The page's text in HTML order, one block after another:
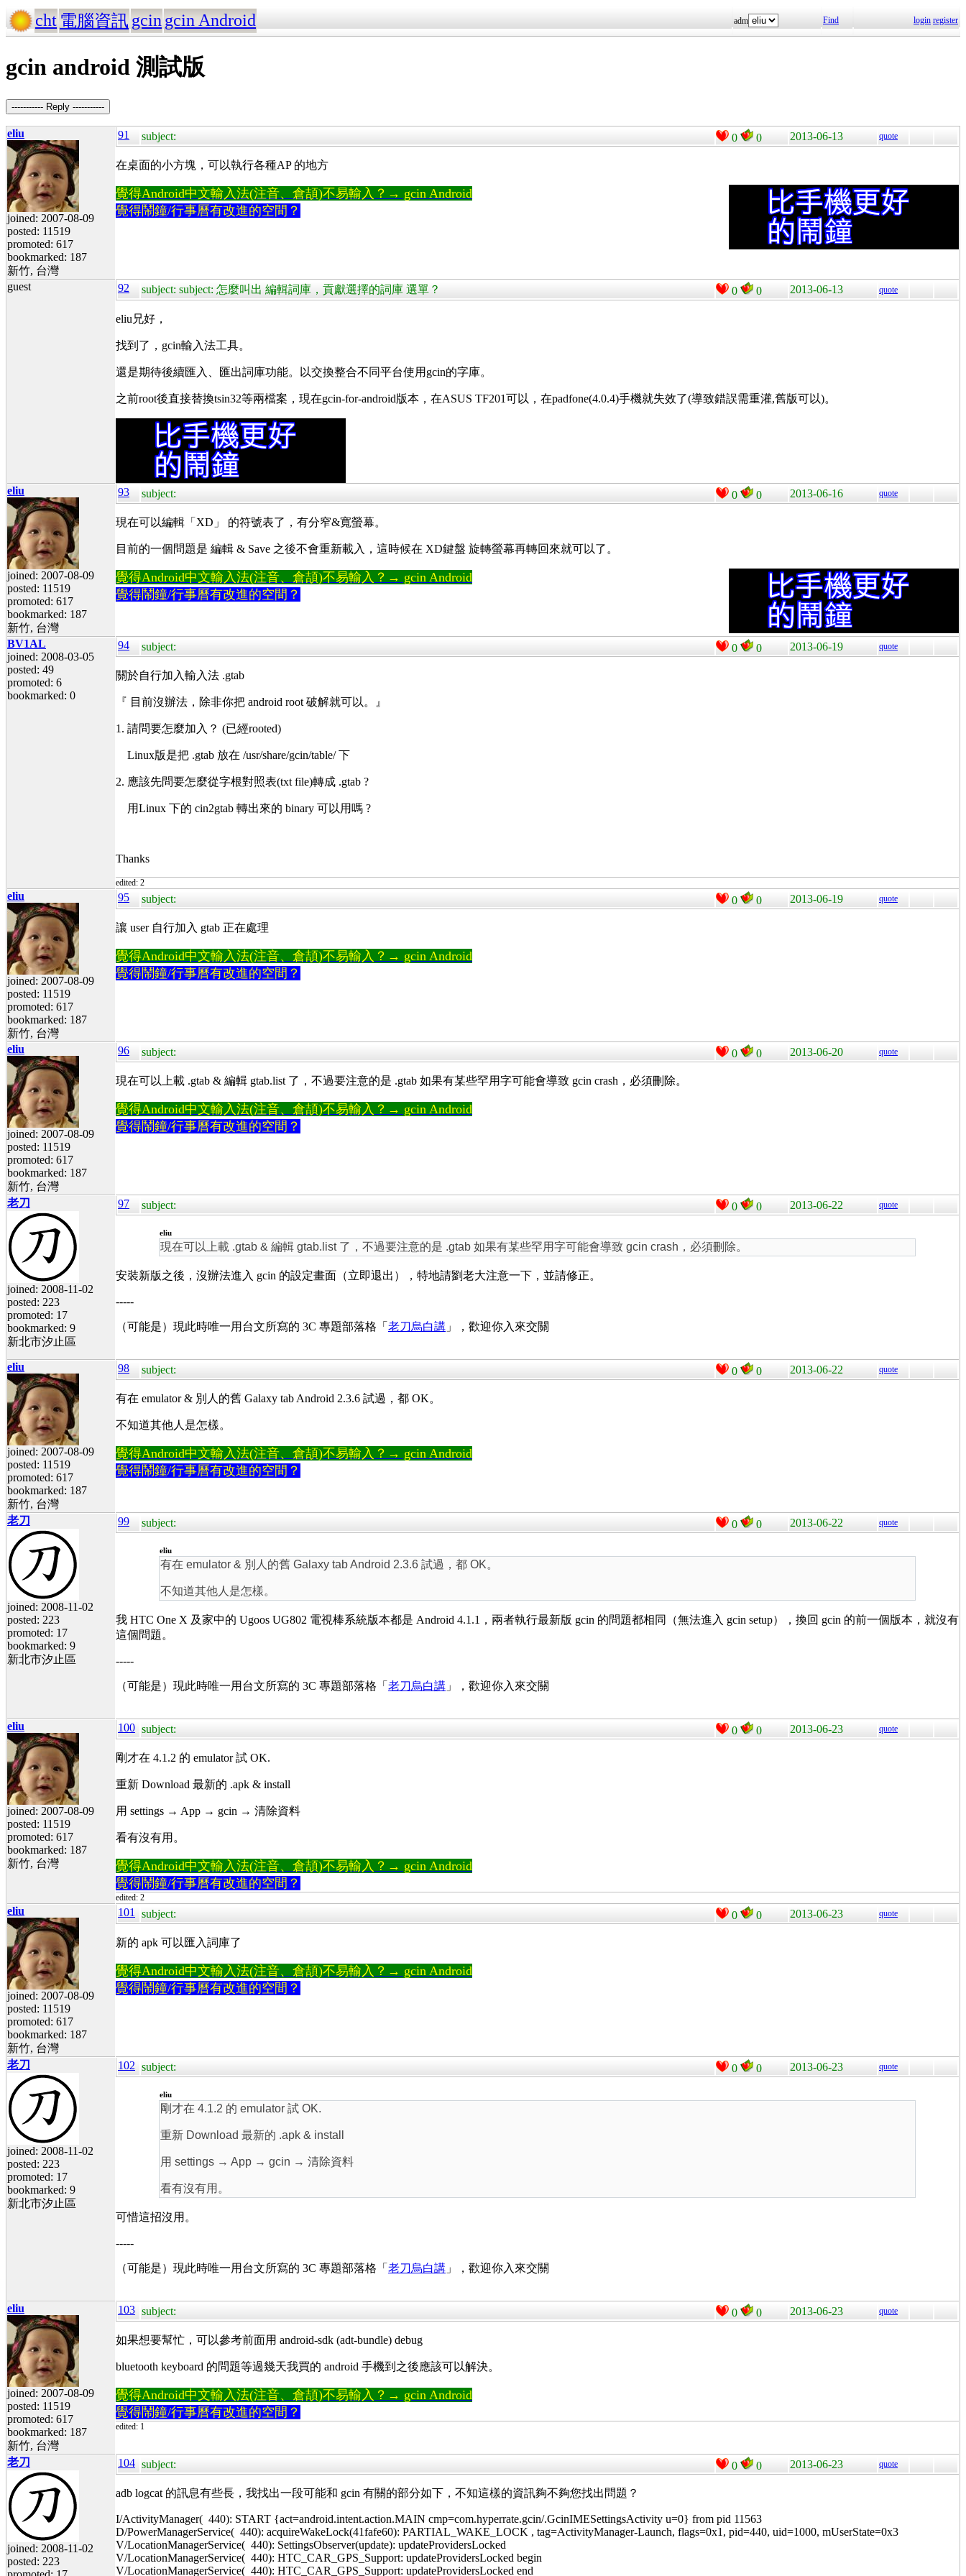
cht 電腦資訊 gcin gcin Android adm Find login register
gcin android 測試版
----------- Reply -----------
eliu
joined: 2007-08-09
posted: 11519
promoted: 617
bookmarked: 187
新竹, 台灣
91 subject: 0 0 2013-06-13 quote
在桌面的小方塊，可以執行各種AP 的地方
覺得Android中文輸入法(注音、倉頡)不易輸入？→ gcin Android
覺得鬧鐘/行事曆有改進的空間？
guest 92 subject: subject: 怎麼叫出 編輯詞庫，貢獻選擇的詞庫 選單？ 0 0 2013-06-13 quote
eliu兄好，
找到了，gcin輸入法工具。
還是期待後續匯入、匯出詞庫功能。以交換整合不同平台使用gcin的字庫。
之前root後直接替換tsin32等兩檔案，現在gcin-for-android版本，在ASUS TF201可以，在padfone(4.0.4)手機就失效了(導致錯誤需重灌,舊版可以)。
eliu
joined: 2007-08-09
posted: 11519
promoted: 617
bookmarked: 187
新竹, 台灣
93 subject: 0 0 2013-06-16 quote
現在可以編輯「XD」 的符號表了，有分窄&寬螢幕。
目前的一個問題是 編輯 & Save 之後不會重新載入，這時候在 XD鍵盤 旋轉螢幕再轉回來就可以了。
覺得Android中文輸入法(注音、倉頡)不易輸入？→ gcin Android
覺得鬧鐘/行事曆有改進的空間？
BV1AL
joined: 2008-03-05
posted: 49
promoted: 6
bookmarked: 0
94 subject: 0 0 2013-06-19 quote
關於自行加入輸入法 .gtab
『 目前沒辦法，除非你把 android root 破解就可以。』
1. 請問要怎麼加入？ (已經rooted)
Linux版是把 .gtab 放在 /usr/share/gcin/table/ 下
2. 應該先問要怎麼從字根對照表(txt file)轉成 .gtab ?
用Linux 下的 cin2gtab 轉出來的 binary 可以用嗎 ?
Thanks
edited: 2
eliu
joined: 2007-08-09
posted: 11519
promoted: 617
bookmarked: 187
新竹, 台灣
95 subject: 0 0 2013-06-19 quote
讓 user 自行加入 gtab 正在處理
覺得Android中文輸入法(注音、倉頡)不易輸入？→ gcin Android
覺得鬧鐘/行事曆有改進的空間？
eliu
joined: 2007-08-09
posted: 11519
promoted: 617
bookmarked: 187
新竹, 台灣
96 subject: 0 0 2013-06-20 quote
現在可以上載 .gtab & 編輯 gtab.list 了，不過要注意的是 .gtab 如果有某些罕用字可能會導致 gcin crash，必須刪除。
覺得Android中文輸入法(注音、倉頡)不易輸入？→ gcin Android
覺得鬧鐘/行事曆有改進的空間？
老刀
joined: 2008-11-02
posted: 223
promoted: 17
bookmarked: 9
新北市汐止區
97 subject: 0 0 2013-06-22 quote
eliu
現在可以上載 .gtab & 編輯 gtab.list 了，不過要注意的是 .gtab 如果有某些罕用字可能會導致 gcin crash，必須刪除。
安裝新版之後，沒辦法進入 gcin 的設定畫面（立即退出），特地請劉老大注意一下，並請修正。
-----
（可能是）現此時唯一用台文所寫的 3C 專題部落格「 老刀烏白講 」，歡迎你入來交關
eliu
joined: 2007-08-09
posted: 11519
promoted: 617
bookmarked: 187
新竹, 台灣
98 subject: 0 0 2013-06-22 quote
有在 emulator & 別人的舊 Galaxy tab Android 2.3.6 試過，都 OK。
不知道其他人是怎樣。
覺得Android中文輸入法(注音、倉頡)不易輸入？→ gcin Android
覺得鬧鐘/行事曆有改進的空間？
老刀
joined: 2008-11-02
posted: 223
promoted: 17
bookmarked: 9
新北市汐止區
99 subject: 0 0 2013-06-22 quote
eliu
有在 emulator & 別人的舊 Galaxy tab Android 2.3.6 試過，都 OK。
不知道其他人是怎樣。
我 HTC One X 及家中的 Ugoos UG802 電視棒系統版本都是 Android 4.1.1，兩者執行最新版 gcin 的問題都相同（無法進入 gcin setup），換回 gcin 的前一個版本，就沒有
這個問題。
-----
（可能是）現此時唯一用台文所寫的 3C 專題部落格「 老刀烏白講 」，歡迎你入來交關
eliu
joined: 2007-08-09
posted: 11519
promoted: 617
bookmarked: 187
新竹, 台灣
100 subject: 0 0 2013-06-23 quote
剛才在 4.1.2 的 emulator 試 OK.
重新 Download 最新的 .apk & install
用 settings → App → gcin → 清除資料
看有沒有用。
覺得Android中文輸入法(注音、倉頡)不易輸入？→ gcin Android
覺得鬧鐘/行事曆有改進的空間？
edited: 2
eliu
joined: 2007-08-09
posted: 11519
promoted: 617
bookmarked: 187
新竹, 台灣
101 subject: 0 0 2013-06-23 quote
新的 apk 可以匯入詞庫了
覺得Android中文輸入法(注音、倉頡)不易輸入？→ gcin Android
覺得鬧鐘/行事曆有改進的空間？
老刀
joined: 2008-11-02
posted: 223
promoted: 17
bookmarked: 9
新北市汐止區
102 subject: 0 0 2013-06-23 quote
eliu
剛才在 4.1.2 的 emulator 試 OK.
重新 Download 最新的 .apk & install
用 settings → App → gcin → 清除資料
看有沒有用。
可惜這招沒用。
-----
（可能是）現此時唯一用台文所寫的 3C 專題部落格「 老刀烏白講 」，歡迎你入來交關
eliu
joined: 2007-08-09
posted: 11519
promoted: 617
bookmarked: 187
新竹, 台灣
103 subject: 0 0 2013-06-23 quote
如果想要幫忙，可以參考前面用 android-sdk (adt-bundle) debug
bluetooth keyboard 的問題等過幾天我買的 android 手機到之後應該可以解決。
覺得Android中文輸入法(注音、倉頡)不易輸入？→ gcin Android
覺得鬧鐘/行事曆有改進的空間？
edited: 1
老刀
joined: 2008-11-02
posted: 223
104 subject: 0 0 2013-06-23 quote
adb logcat 的訊息有些長，我找出一段可能和 gcin 有關的部分如下，不知這樣的資訊夠不夠您找出問題？
I/ActivityManager( 440): START {act=android.intent.action.MAIN cmp=com.hyperrate.gcin/.GcinIMESettingsActivity u=0} from pid 11563
D/PowerManagerService( 440): acquireWakeLock(41fafe60): PARTIAL_WAKE_LOCK , tag=ActivityManager-Launch, flags=0x1, pid=440, uid=1000, mUserState=0x3
V/LocationManagerService( 440): SettingsObserver(update): updateProvidersLocked
V/LocationManagerService( 440): HTC_CAR_GPS_Support: updateProvidersLocked begin
V/LocationManagerService( 440): HTC_CAR_GPS_Support: updateProvidersLocked end